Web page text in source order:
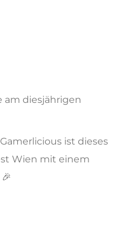
am diesjährigen
ist dieses
Wien mit einem